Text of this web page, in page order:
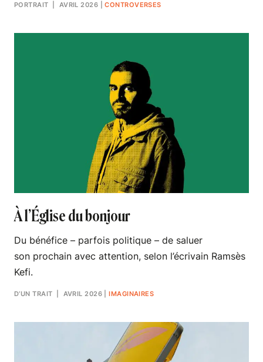
PORTRAIT | AVRIL 2026 |CONTROVERSES
À l’Église du bonjour
Du bénéfice – parfois politique – de saluer
son prochain avec attention, selon l’écrivain Ramsès
Kefi.
D’UN TRAIT | AVRIL 2026 |IMAGINAIRES